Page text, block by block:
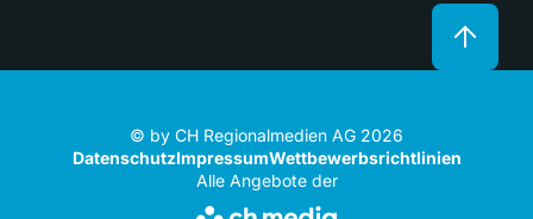
© by CH Regionalmedien AG 2026
DatenschutzImpressumWettbewerbsrichtlinien
Alle Angebote der